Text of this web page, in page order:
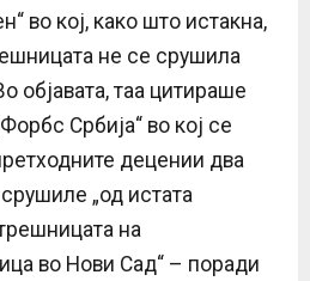
во кој, како што истакна,
не се срушила
објавата, таа цитираше
Србија“ во кој се
децении два
„од истата
на
во Нови Сад“ – поради